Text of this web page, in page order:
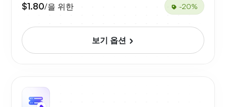
$1.80/을 위한 -20%
보기 옵션